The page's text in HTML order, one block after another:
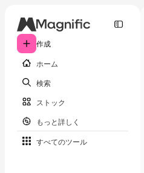
作成
ホーム
検索
ストック
もっと詳しく
すべてのツール